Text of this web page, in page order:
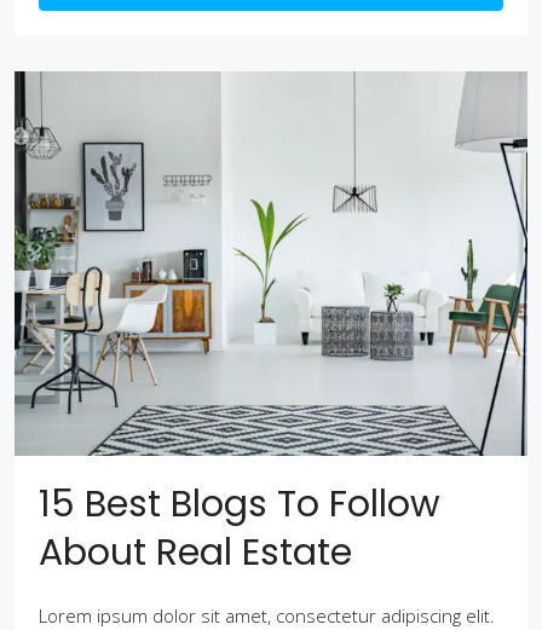
15 Best Blogs To Follow
About Real Estate
Lorem ipsum dolor sit amet, consectetur adipiscing elit.